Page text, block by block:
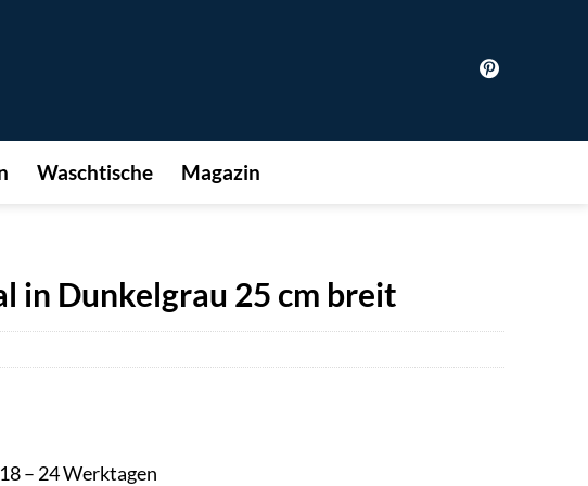
Waschtische Magazin
in Dunkelgrau 25 cm breit
– 24 Werktagen